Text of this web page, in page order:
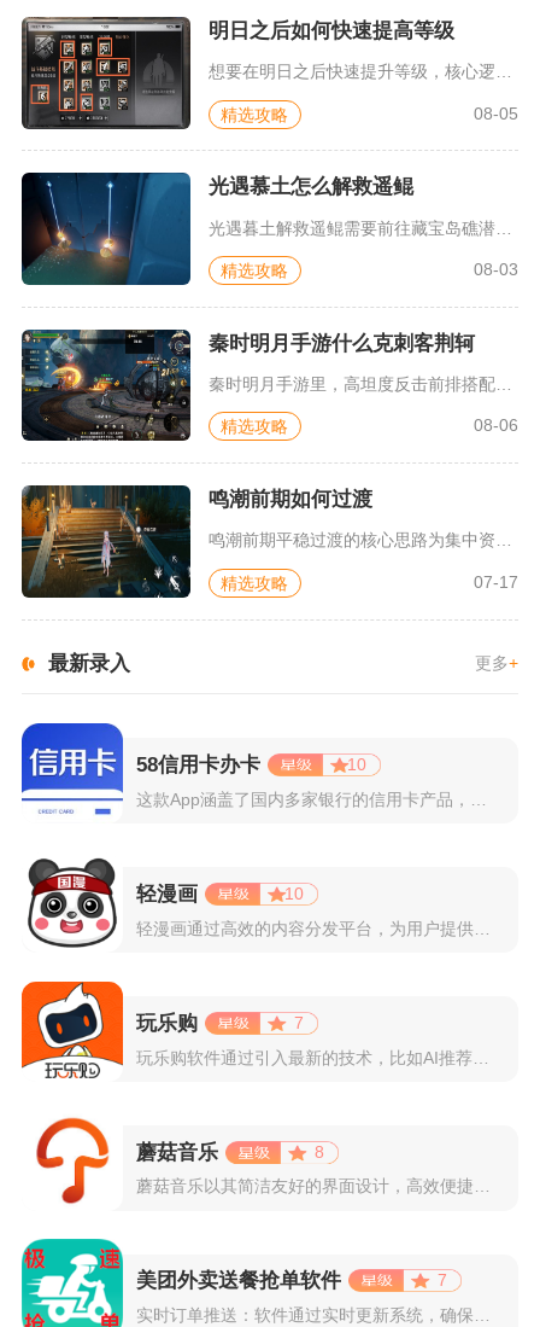
明日之后如何快速提高等级
想要在明日之后快速提升等级，核心逻辑是同步拉满采集、制作、战...
精选攻略 08-05
光遇慕土怎么解救遥鲲
光遇暮土解救遥鲲需要前往藏宝岛礁潜海季区域，解锁潜水能力后深...
精选攻略 08-03
秦时明月手游什么克刺客荆轲
秦时明月手游里，高坦度反击前排搭配先手强控辅助、阴阳家减益角...
精选攻略 08-06
鸣潮前期如何过渡
鸣潮前期平稳过渡的核心思路为集中资源培养单一主C，按主线、角...
精选攻略 07-17
最新录入 更多+
58信用卡办卡
10
轻漫画
10
玩乐购
7
蘑菇音乐
8
蘑菇音乐以其简洁友好的界面设计，高效便捷的操作体验著称。用户...
美团外卖送餐抢单软件
7
实时订单推送：软件通过实时更新系统，确保所有外卖订单能够即时...